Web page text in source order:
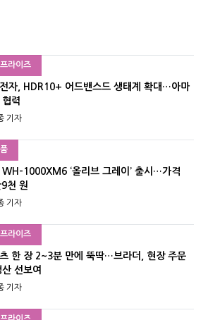
라이즈
자, HDR10+ 어드밴스드 생태계 확대…아마
력
기자
WH-1000XM6 ‘올리브 그레이’ 출시…가격
천 원
기자
라이즈
한 장 2~3분 만에 뚝딱…브라더, 현장 주문
선보여
기자